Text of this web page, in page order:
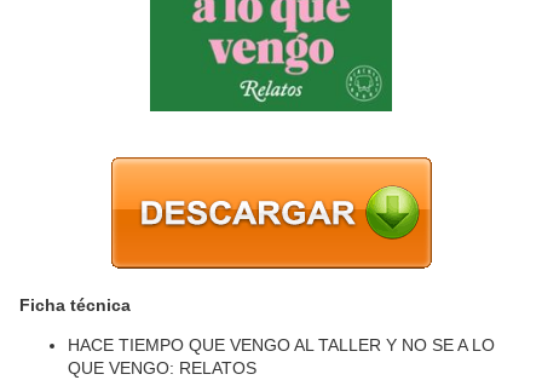
Ficha técnica
HACE TIEMPO QUE VENGO AL TALLER Y NO SE A LO
QUE VENGO: RELATOS